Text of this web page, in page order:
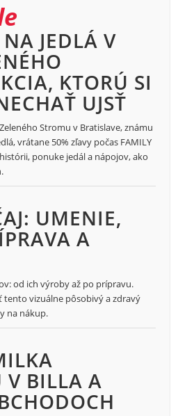
JEDLÁ V
KTORÚ SI
UJSŤ
Stromu v Bratislave, známu
vrátane 50% zľavy počas FAMILY
ponuke jedál a nápojov, ako
UMENIE,
A
od ich výroby až po prípravu.
tento vizuálne pôsobivý a zdravý
na nákup.
V BILLA A